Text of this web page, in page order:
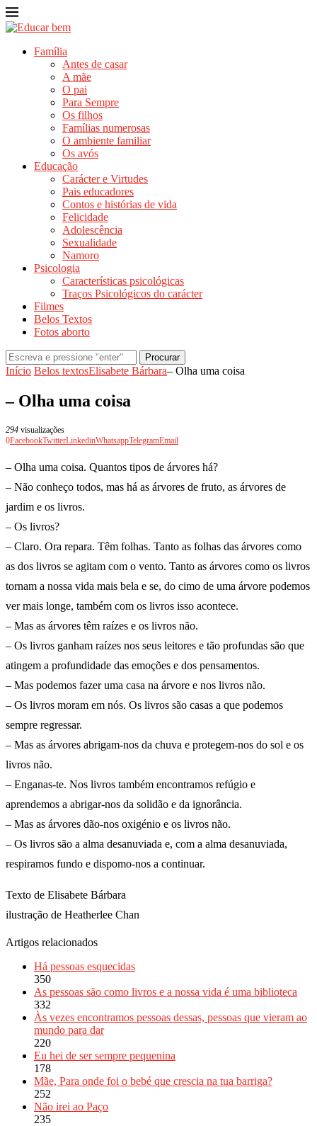
Família
Antes de casar
A mãe
O pai
Para Sempre
Os filhos
Famílias numerosas
O ambiente familiar
Os avós
Educação
Carácter e Virtudes
Pais educadores
Contos e histórias de vida
Felicidade
Adolescência
Sexualidade
Namoro
Psicologia
Características psicológicas
Traços Psicológicos do carácter
Filmes
Belos Textos
Fotos aborto
Procurar
Início Belos textosElisabete Bárbara– Olha uma coisa
– Olha uma coisa
294 visualizações
0FacebookTwitterLinkedinWhatsappTelegramEmail
– Olha uma coisa. Quantos tipos de árvores há?
– Não conheço todos, mas há as árvores de fruto, as árvores de
jardim e os livros.
– Os livros?
– Claro. Ora repara. Têm folhas. Tanto as folhas das árvores como
as dos livros se agitam com o vento. Tanto as árvores como os livros
tornam a nossa vida mais bela e se, do cimo de uma árvore podemos
ver mais longe, também com os livros isso acontece.
– Mas as árvores têm raízes e os livros não.
– Os livros ganham raízes nos seus leitores e tão profundas são que
atingem a profundidade das emoções e dos pensamentos.
– Mas podemos fazer uma casa na árvore e nos livros não.
– Os livros moram em nós. Os livros são casas a que podemos
sempre regressar.
– Mas as árvores abrigam-nos da chuva e protegem-nos do sol e os
livros não.
– Enganas-te. Nos livros também encontramos refúgio e
aprendemos a abrigar-nos da solidão e da ignorância.
– Mas as árvores dão-nos oxigénio e os livros não.
– Os livros são a alma desanuviada e, com a alma desanuviada,
respiramos fundo e dispomo-nos a continuar.
Texto de Elisabete Bárbara
ilustração de Heatherlee Chan
Artigos relacionados
Há pessoas esquecidas
350
As pessoas são como livros e a nossa vida é uma biblioteca
332
Às vezes encontramos pessoas dessas, pessoas que vieram ao
mundo para dar
220
Eu hei de ser sempre pequenina
178
Mãe, Para onde foi o bebé que crescia na tua barriga?
252
Não irei ao Paço
235